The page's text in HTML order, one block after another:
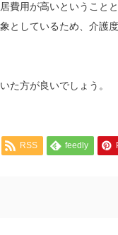
費用が高いということ
としているため、介護
た方が良いでしょう。
RSS feedly